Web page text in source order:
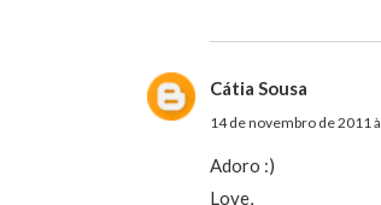
Cátia Sousa
14 de novembro de 2011
Adoro :)
Love,